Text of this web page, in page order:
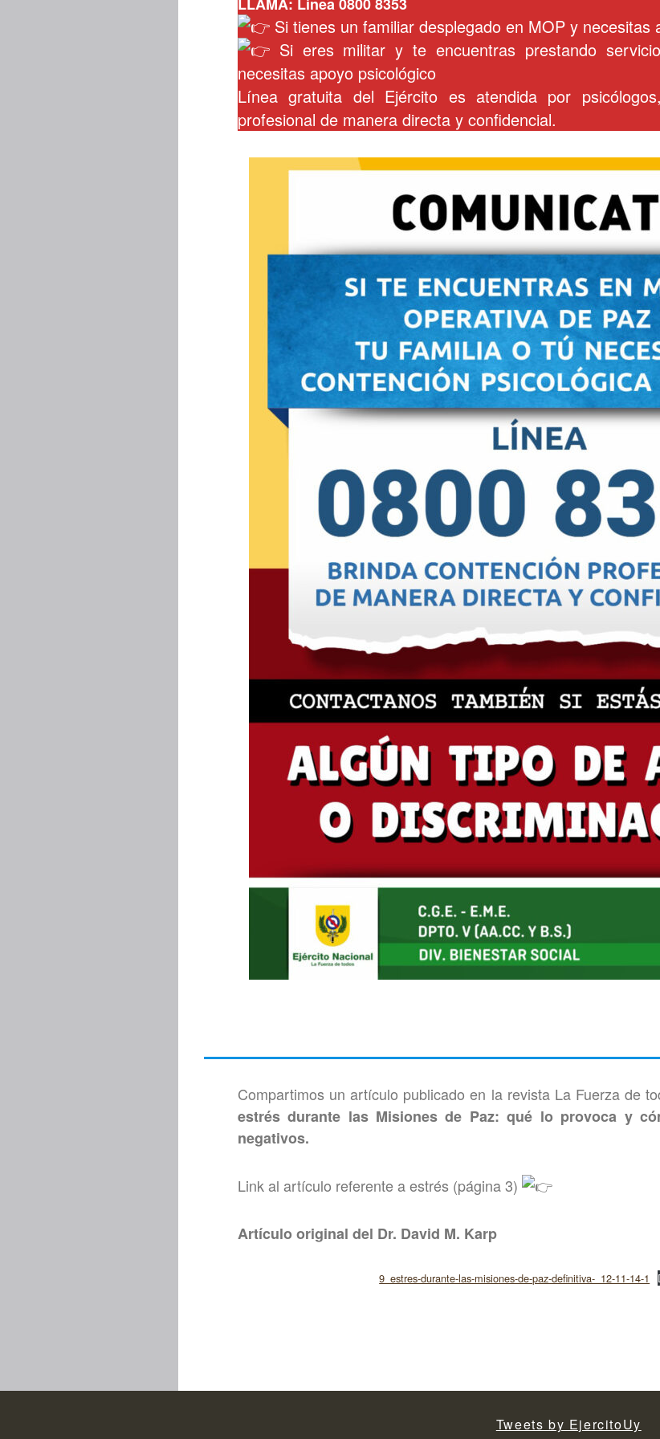
Si tienes un familiar desplegado en MOP y necesitas
Si eres militar y te encuentras prestando
necesitas apoyo psicológico
Línea gratuita del Ejército es atendida por
profesional de manera directa y confidencial.
Compartimos un artículo publicado en la revista La Fuerza de
estrés durante las Misiones de Paz: qué lo provoca y
negativos.
Link al artículo referente a estrés (página 3)
Artículo original del Dr. David M. Karp
9_estres-durante-las-misiones-de-paz-definitiva-_12-11-14-1
Tweets by EjercitoUy